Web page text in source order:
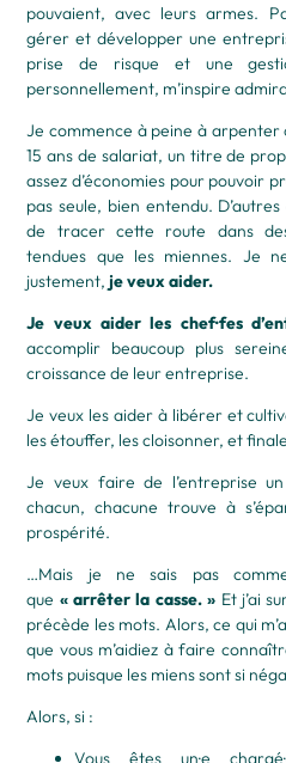
pouvaient, avec leurs armes.
gérer et développer une
prise de risque et une
personnellement, m’inspire
Je commence à peine à arpenter
15 ans de salariat, un titre de
assez d’économies pour pouvoir
pas seule, bien entendu.
de tracer cette route dans
tendues que les miennes. Je
justement, je veux aider.
Je veux aider les chef·fes
accomplir beaucoup plus
croissance de leur entreprise.
Je veux les aider à libérer et
les étouffer, les cloisonner, et
Je veux faire de l’entreprise
chacun, chacune trouve à
prospérité.
…Mais je ne sais pas
que « arrêter la casse. » Et j’ai
précède les mots. Alors, ce qui
que vous m’aidiez à faire
mots puisque les miens sont si
Alors, si :
Vous êtes un·e